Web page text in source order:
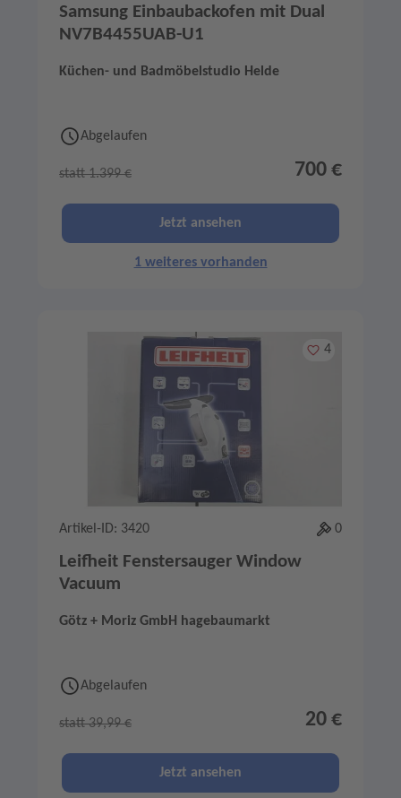
Samsung Einbaubackofen mit Dual
NV7B4455UAB-U1
Küchen- und Badmöbelstudio Helde
Abgelaufen
statt 1.399 € 700 €
Jetzt ansehen
1 weiteres vorhanden
Merken
4
Artikel-ID: 3420 0
Leifheit Fenstersauger Window
Vacuum
Götz + Moriz GmbH hagebaumarkt
Abgelaufen
statt 39,99 € 20 €
Jetzt ansehen